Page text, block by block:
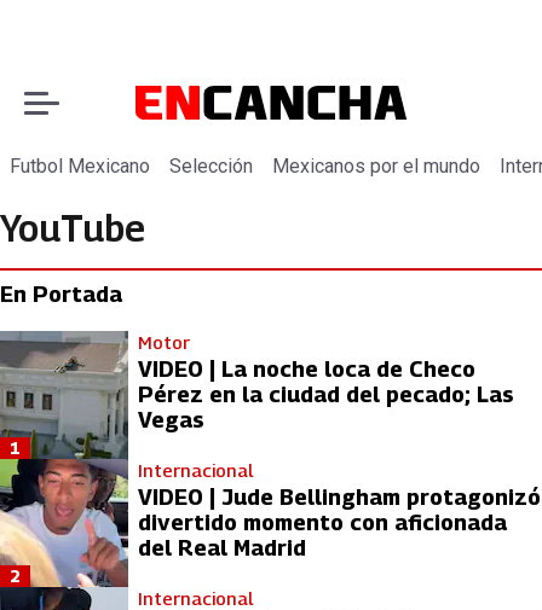
Futbol Mexicano Selección Mexicanos por el mundo
YouTube
En Portada
Motor
VIDEO | La noche loca de Checo
Pérez en la ciudad del pecado; Las
Vegas
1
Internacional
VIDEO | Jude Bellingham protagonizó
divertido momento con aficionada
del Real Madrid
2
Internacional